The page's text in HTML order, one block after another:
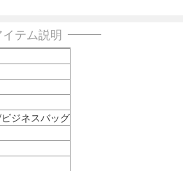
イテム説明
ジネスバッグ